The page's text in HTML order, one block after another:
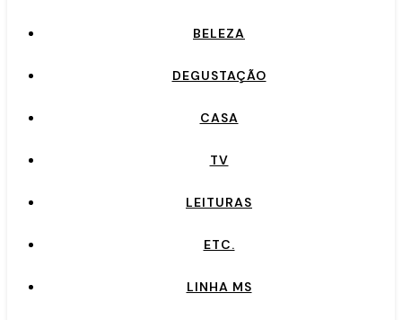
BELEZA
DEGUSTAÇÃO
CASA
TV
LEITURAS
ETC.
LINHA MS